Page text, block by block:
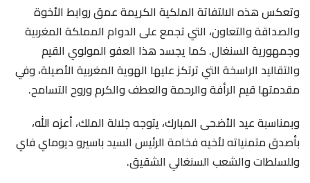
وتعكس هذه الالتفاتة الملكية الكريمة عمق روابط الأخوة
والصداقة والتعاون، التي تجمع على الدوام المملكة المغربية
وجمهورية السنغال. كما يجسد هذا العفو المولوي القيم
والتقاليد الراسخة التي ترتكز عليها الهوية المغربية الأصيلة، وفي
مقدمتها قيم الرأفة والرحمة والعطف والكرم وروح التسامح.
وبمناسبة عيد الأضحى المبارك، يتوجه جلالة الملك، أعزه الله،
بأصدق متمنياته لأخيه فخامة الرئيس السيد باسيرو ديوماي فاي
وللسلطات والشعب السنغالي الشقيق.